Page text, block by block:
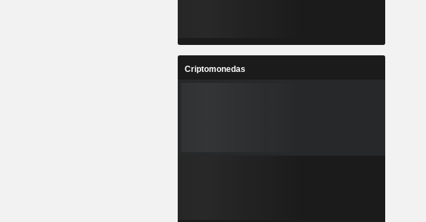
Criptomonedas